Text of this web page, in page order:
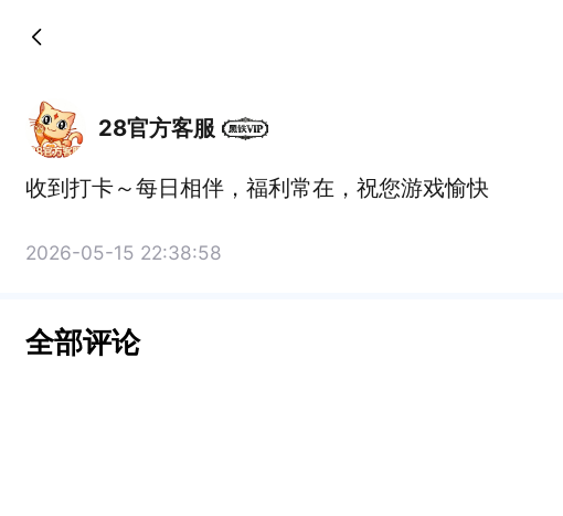
28官方客服
收到打卡～每日相伴，福利常在，祝您游戏愉快
2026-05-15 22:38:58
全部评论